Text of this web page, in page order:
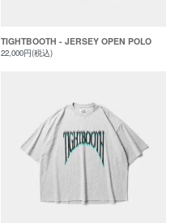
TIGHTBOOTH - JERSEY OPEN POLO
22,000円(税込)